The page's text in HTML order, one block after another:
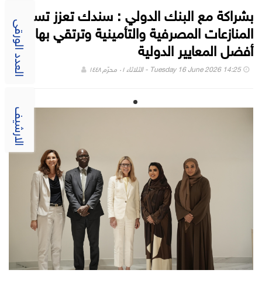
العدد الورقى
الارشيف
بشراكة مع البنك الدولي : سندك تعزز تسوية
المنازعات المصرفية والتأمينية وترتقي بها إلى
أفضل المعايير الدولية
Tuesday 16 June 2026 14:25 - الثلاثاء ٠١ محرّم ١٤٤٨